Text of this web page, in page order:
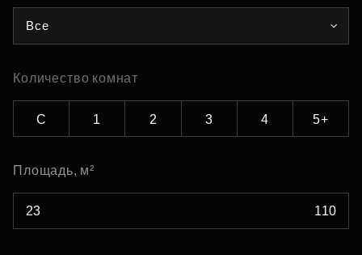
Все
Количество комнат
С 1 2 3 4 5+
Площадь, м²